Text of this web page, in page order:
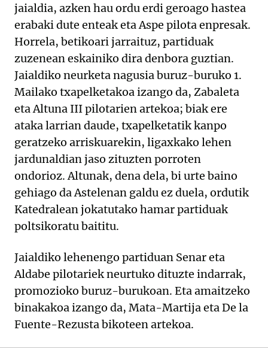
jaialdia, azken hau ordu erdi geroago hastea
erabaki dute enteak eta Aspe pilota enpresak.
Horrela, betikoari jarraituz, partiduak
zuzenean eskainiko dira denbora guztian.
Jaialdiko neurketa nagusia buruz-buruko 1.
Mailako txapelketakoa izango da, Zabaleta
eta Altuna III pilotarien artekoa; biak ere
ataka larrian daude, txapelketatik kanpo
geratzeko arriskuarekin, ligaxkako lehen
jardunaldian jaso zituzten porroten
ondorioz. Altunak, dena dela, bi urte baino
gehiago da Astelenan galdu ez duela, ordutik
Katedralean jokatutako hamar partiduak
poltsikoratu baititu.
Jaialdiko lehenengo partiduan Senar eta
Aldabe pilotariek neurtuko dituzte indarrak,
promozioko buruz-burukoan. Eta amaitzeko
binakakoa izango da, Mata-Martija eta De la
Fuente-Rezusta bikoteen artekoa.